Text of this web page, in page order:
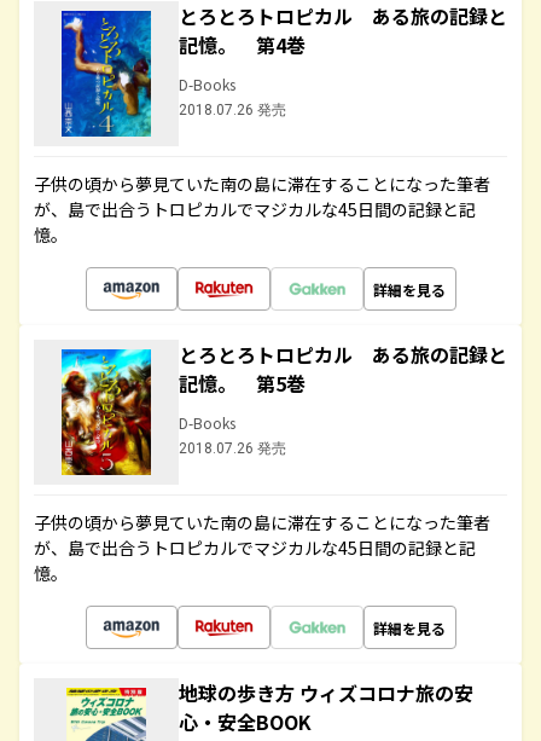
とろとろトロピカル ある旅の記録と
記憶。 第4巻
D-Books
2018.07.26 発売
子供の頃から夢見ていた南の島に滞在することになった筆者
が、島で出合うトロピカルでマジカルな45日間の記録と記
憶。
詳細を見る
とろとろトロピカル ある旅の記録と
記憶。 第5巻
D-Books
2018.07.26 発売
子供の頃から夢見ていた南の島に滞在することになった筆者
が、島で出合うトロピカルでマジカルな45日間の記録と記
憶。
詳細を見る
地球の歩き方 ウィズコロナ旅の安
心・安全BOOK